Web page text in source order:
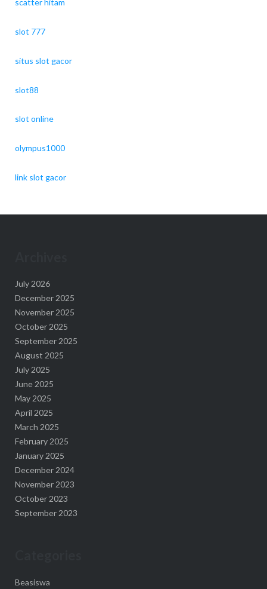
slot 777
situs slot gacor
slot88
slot online
olympus1000
link slot gacor
July 2026
December 2025
November 2025
October 2025
September 2025
August 2025
July 2025
June 2025
May 2025
April 2025
March 2025
February 2025
January 2025
December 2024
November 2023
October 2023
September 2023
Beasiswa